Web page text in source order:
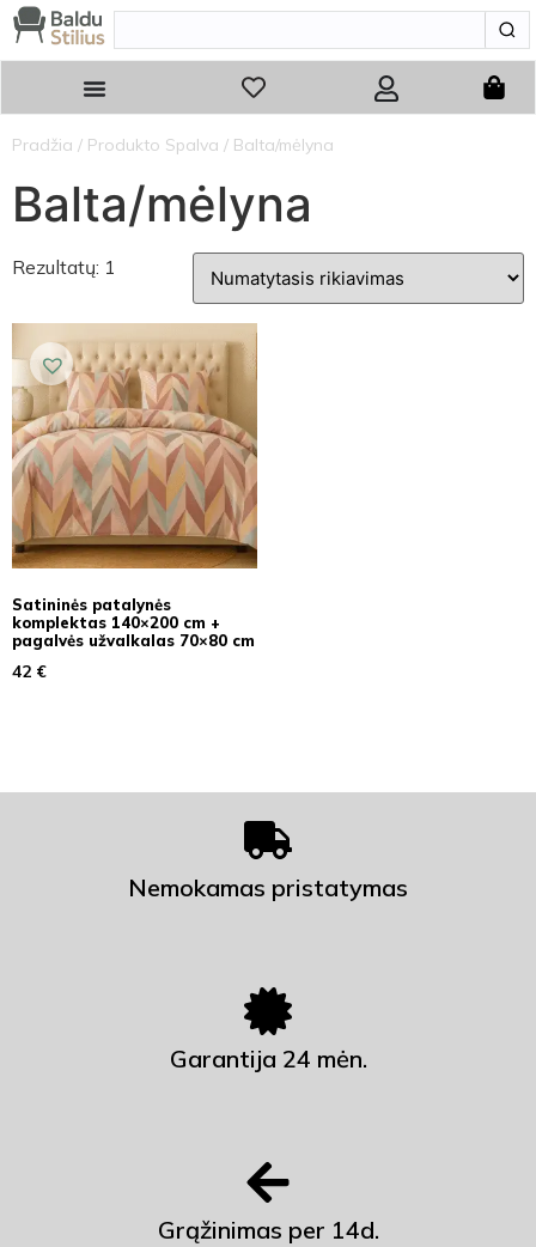
Pradžia / Produkto Spalva / Balta/mėlyna
Balta/mėlyna
Rezultatų: 1
Satininės patalynės
komplektas 140×200 cm +
pagalvės užvalkalas 70×80 cm
42 €
Nemokamas pristatymas
Garantija 24 mėn.
Grąžinimas per 14d.